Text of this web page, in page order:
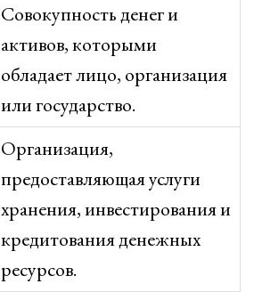
Совокупность денег и
активов, которыми
обладает лицо, организация
или государство.
Организация,
предоставляющая услуги
хранения, инвестирования и
кредитования денежных
ресурсов.